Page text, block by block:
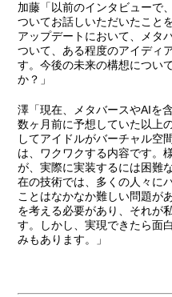
加藤「以前のインタビューで
ついてお話しいただいたこと
アップデートにおいて、メタ
ついて、ある程度のアイディ
す。今後の未来の構想につい
か？」
澤「現在、メタバースやAIを
数ヶ月前に予想していた以上
してアイドルがバーチャル空
は、ワクワクする内容です。
が、実際に実装するには困難
在の技術では、多くの人々に
ことはなかなか難しい問題が
を考える必要があり、それが
す。しかし、実現できたら面
みもあります。」